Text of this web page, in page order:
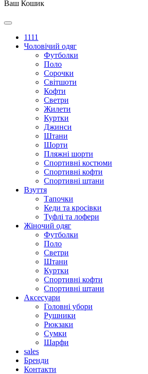
Ваш Кошик
1111
Чоловічий одяг
Футболки
Поло
Сорочки
Світшоти
Кофти
Светри
Жилети
Куртки
Джинси
Штани
Шорти
Пляжні шорти
Спортивні костюми
Спортивні кофти
Спортивні штани
Взуття
Тапочки
Кеди та кросівки
Туфлі та лофери
Жіночий одяг
Футболки
Поло
Светри
Штани
Куртки
Cпортивні кофти
Спортивні штани
Аксесуари
Головні убори
Рушники
Рюкзаки
Сумки
Шарфи
sales
Бренди
Контакти